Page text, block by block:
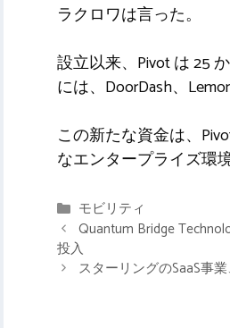
ラクロワは言った。
設立以来、Pivo​​t は 25
には、DoorDash、
この新たな資金は、
なエンタープライズ環
カ
テ
ゴ
リ
モビリティ
Quantum Bridge
投入
スターリングのSaaS事